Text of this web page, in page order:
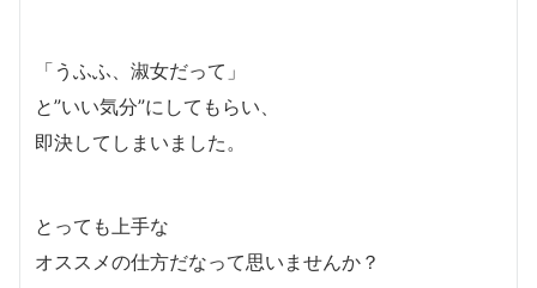
「うふふ、淑女だって」
と”いい気分”にしてもらい、
即決してしまいました。
とっても上手な
オススメの仕方だなって思いませんか？